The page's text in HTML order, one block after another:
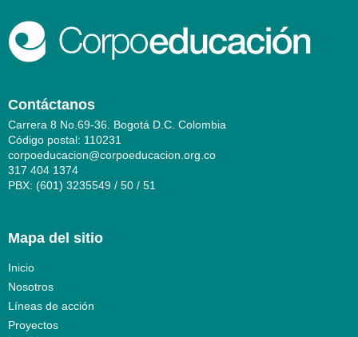
Contáctanos
Carrera 8 No.69-36. Bogotá D.C. Colombia
Código postal: 110231
corpoeducacion@corpoeducacion.org.co
317 404 1374
PBX: (601) 3235549 / 50 / 51
Mapa del sitio
Inicio
Nosotros
Líneas de acción
Proyectos